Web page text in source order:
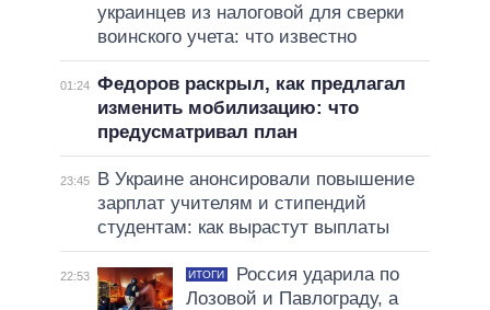
украинцев из налоговой для сверки
воинского учета: что известно
01:24 Федоров раскрыл, как предлагал
изменить мобилизацию: что
предусматривал план
23:45
В Украине анонсировали повышение
зарплат учителям и стипендий
студентам: как вырастут выплаты
22:53 ИТОГИ
Россия ударила по
Лозовой и Павлограду, а